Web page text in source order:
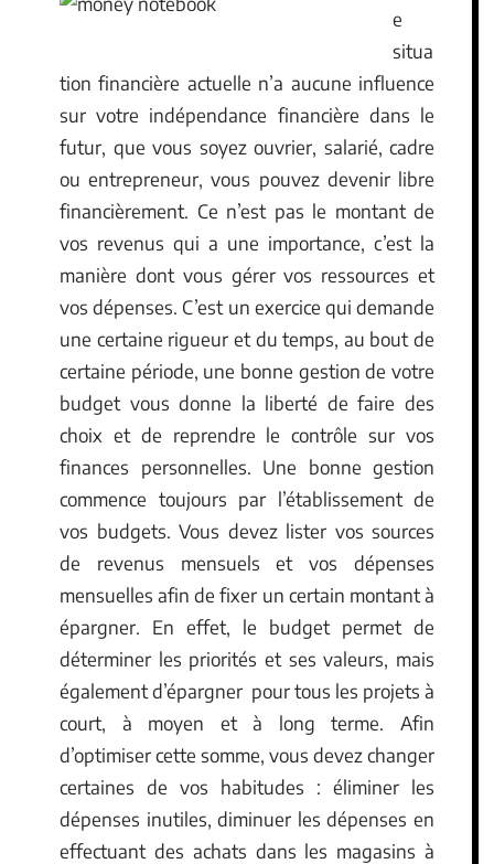
e
situa
tion financière actuelle n’a aucune influence
sur votre indépendance financière dans le
futur, que vous soyez ouvrier, salarié, cadre
ou entrepreneur, vous pouvez devenir libre
financièrement. Ce n’est pas le montant de
vos revenus qui a une importance, c’est la
manière dont vous gérer vos ressources et
vos dépenses. C’est un exercice qui demande
une certaine rigueur et du temps, au bout de
certaine période, une bonne gestion de votre
budget vous donne la liberté de faire des
choix et de reprendre le contrôle sur vos
finances personnelles. Une bonne gestion
commence toujours par l’établissement de
vos budgets. Vous devez lister vos sources
de revenus mensuels et vos dépenses
mensuelles afin de fixer un certain montant à
épargner. En effet, le budget permet de
déterminer les priorités et ses valeurs, mais
également d’épargner pour tous les projets à
court, à moyen et à long terme. Afin
d’optimiser cette somme, vous devez changer
certaines de vos habitudes : éliminer les
dépenses inutiles, diminuer les dépenses en
effectuant des achats dans les magasins à